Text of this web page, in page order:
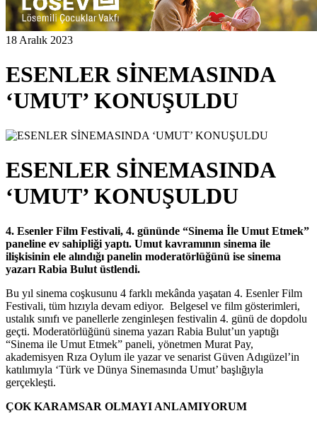
18 Aralık 2023
ESENLER SİNEMASINDA
‘UMUT’ KONUŞULDU
ESENLER SİNEMASINDA
‘UMUT’ KONUŞULDU
4. Esenler Film Festivali, 4. gününde “Sinema İle Umut Etmek”
paneline ev sahipliği yaptı. Umut kavramının sinema ile
ilişkisinin ele alındığı panelin moderatörlüğünü ise sinema
yazarı Rabia Bulut üstlendi.
Bu yıl sinema coşkusunu 4 farklı mekânda yaşatan 4. Esenler Film
Festivali, tüm hızıyla devam ediyor. Belgesel ve film gösterimleri,
ustalık sınıfı ve panellerle zenginleşen festivalin 4. günü de dopdolu
geçti. Moderatörlüğünü sinema yazarı Rabia Bulut’un yaptığı
“Sinema ile Umut Etmek” paneli, yönetmen Murat Pay,
akademisyen Rıza Oylum ile yazar ve senarist Güven Adıgüzel’in
katılımıyla ‘Türk ve Dünya Sinemasında Umut’ başlığıyla
gerçekleşti.
ÇOK KARAMSAR OLMAYI ANLAMIYORUM